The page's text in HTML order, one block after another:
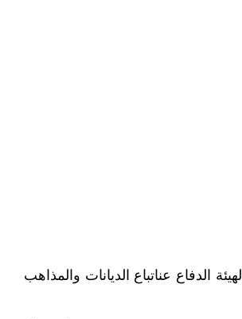
الدفاع عناتباع الديانات والمذاهب